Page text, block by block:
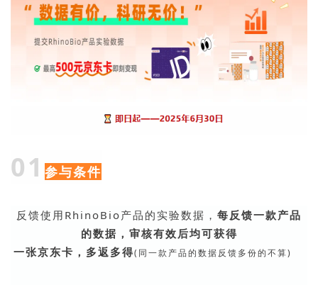
01 参与条件
反馈使用RhinoBio产品的实验数据， 每反馈一款产品
的数据，审核有效后均可获得
一张京东卡，多返多得(同一款产品的数据反馈多份的不算)